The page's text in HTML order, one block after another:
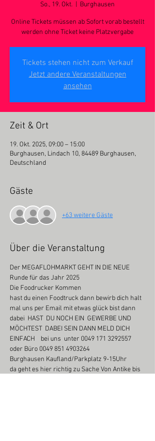
So., 19. Okt. Burghausen
Online Tickets müssen ab Sofort vorab bestellt
werden ohne Ticket keine Platzvergabe
Tickets stehen nicht zum Verkauf
Jetzt andere Veranstaltungen
ansehen
Zeit & Ort
19. Okt. 2025, 09:00 – 15:00
Burghausen, Lindach 10, 84489 Burghausen,
Deutschland
Gäste
+63 weitere Gäste
Über die Veranstaltung
Der MEGAFLOHMARKT GEHT IN DIE NEUE
Runde für das Jahr 2025
Die Foodrucker Kommen
hast du einen Foodtruck dann bewirb dich halt
mal uns per Email mit etwas glück bist dann
dabei  HAST  DU NOCH EIN  GEWERBE UND
MÖCHTEST  DABEI SEIN DANN MELD DICH
EINFACH    bei uns  unter 0049 171 3292557
oder Büro 0049 851 4903264
Burghausen Kaufland/Parkplatz 9-15Uhr
da geht es hier richtig zu Sache Von Antike bis